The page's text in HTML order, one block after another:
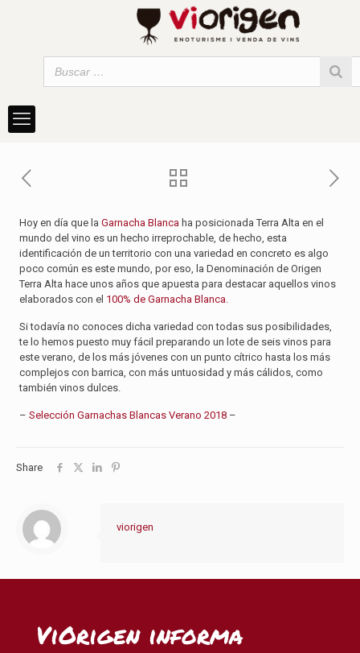
Hoy en día que laGarnacha Blanca ha posicionada Terra Alta en el
mundo del vino es un hecho irreprochable, de hecho, esta
identificación de un territorio con una variedad en concreto es algo
poco común es este mundo, por eso, la Denominación de Origen
Terra Alta hace unos años que apuesta para destacar aquellos vinos
elaborados con el 100% de Garnacha Blanca.
Si todavía no conoces dicha variedad con todas sus posibilidades,
te lo hemos puesto muy fácil preparando un lote de seis vinos para
este verano, de los más jóvenes con un punto cítrico hasta los más
complejos con barrica, con más untuosidad y más cálidos, como
también vinos dulces.
–Selección Garnachas Blancas Verano 2018 –
Share
viorigen
ViOrigen informa